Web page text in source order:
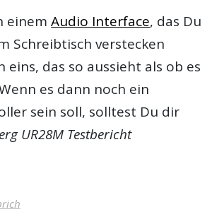
einemAudio Interface, das Du
Schreibtisch verstecken
eins, das so aussieht als ob es
es dann noch ein
sein soll, solltest Du dir
UR28M Testbericht